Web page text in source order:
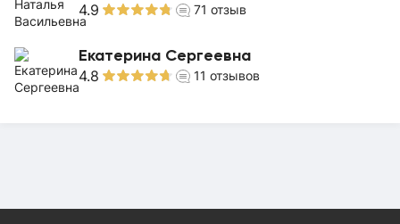
4.9 71 отзыв
Екатерина Сергеевна
4.8 11 отзывов